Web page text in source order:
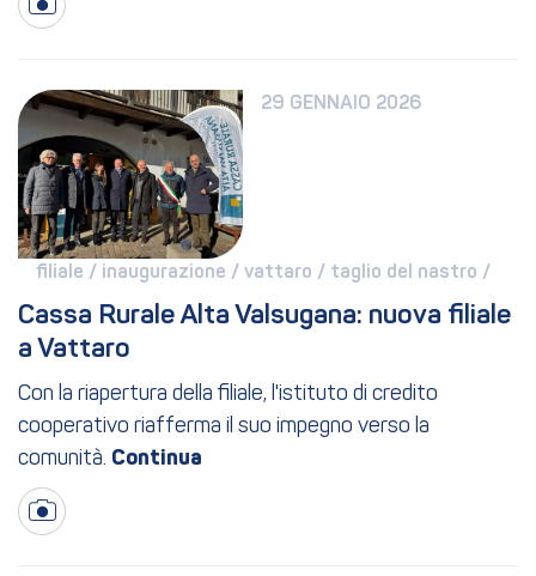
29 GENNAIO 2026
filiale / inaugurazione / vattaro / taglio del nastro /
Cassa Rurale Alta Valsugana: nuova filiale
a Vattaro
Con la riapertura della filiale, l'istituto di credito
cooperativo riafferma il suo impegno verso la
comunità.